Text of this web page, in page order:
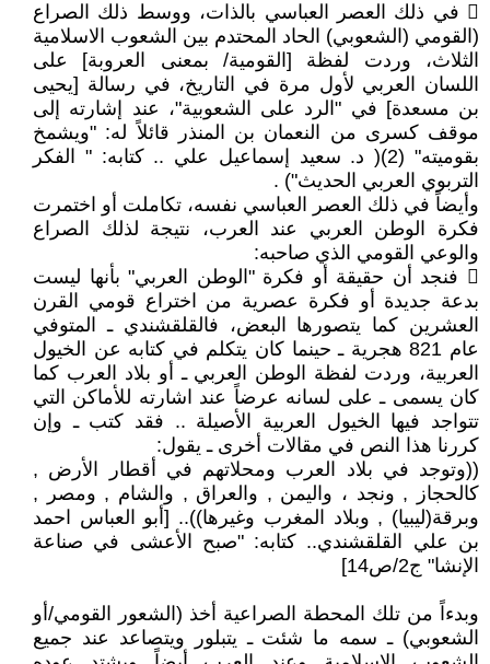
 في ذلك العصر العباسي بالذات، ووسط ذلك الصراع
(القومي (الشعوبي) الحاد المحتدم بين الشعوب الاسلامية
الثلاث، وردت لفظة [القومية/ بمعنى العروبة] على
اللسان العربي لأول مرة في التاريخ، في رسالة [يحيى
بن مسعدة] في "الرد على الشعوبية"، عند إشارته إلى
موقف كسرى من النعمان بن المنذر قائلاً له: "ويشمخ
بقوميته" (2)( د. سعيد إسماعيل علي .. كتابه: " الفكر
التربوي العربي الحديث") .
وأيضاً في ذلك العصر العباسي نفسه، تكاملت أو اختمرت
فكرة الوطن العربي عند العرب، نتيجة لذلك الصراع
والوعي القومي الذي صاحبه:
 فنجد أن حقيقة أو فكرة "الوطن العربي" بأنها ليست
بدعة جديدة أو فكرة عصرية من اختراع قومي القرن
العشرين كما يتصورها البعض، فالقلقشندي ـ المتوفي
عام 821 هجرية ـ حينما كان يتكلم في كتابه عن الخيول
العربية، وردت لفظة الوطن العربي ـ أو بلاد العرب كما
كان يسمى ـ على لسانه عرضاً عند اشارته للأماكن التي
تتواجد فيها الخيول العربية الأصيلة .. فقد كتب ـ وإن
كررنا هذا النص في مقالات أخرى ـ يقول:
((وتوجد في بلاد العرب ومحلاتهم في أقطار الأرض ,
كالحجاز , ونجد ، واليمن , والعراق , والشام , ومصر ,
وبرقة(ليبيا) , وبلاد المغرب وغيرها)).. [أبو العباس احمد
بن علي القلقشندي.. كتابه: "صبح الأعشى في صناعة
الإنشا" ج2/ص14]
وبدءاً من تلك المحطة الصراعية أخذ (الشعور القومي/أو
الشعوبي) ـ سمه ما شئت ـ يتبلور ويتصاعد عند جميع